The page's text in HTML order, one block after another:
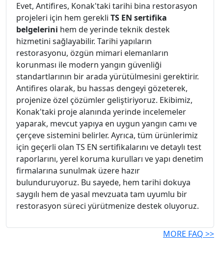
Evet, Antifires, Konak'taki tarihi bina restorasyon
projeleri için hem gerekli TS EN sertifika
belgelerini hem de yerinde teknik destek
hizmetini sağlayabilir. Tarihi yapıların
restorasyonu, özgün mimari elemanların
korunması ile modern yangın güvenliği
standartlarının bir arada yürütülmesini gerektirir.
Antifires olarak, bu hassas dengeyi gözeterek,
projenize özel çözümler geliştiriyoruz. Ekibimiz,
Konak'taki proje alanında yerinde incelemeler
yaparak, mevcut yapıya en uygun yangın camı ve
çerçeve sistemini belirler. Ayrıca, tüm ürünlerimiz
için geçerli olan TS EN sertifikalarını ve detaylı test
raporlarını, yerel koruma kurulları ve yapı denetim
firmalarına sunulmak üzere hazır
bulunduruyoruz. Bu sayede, hem tarihi dokuya
saygılı hem de yasal mevzuata tam uyumlu bir
restorasyon süreci yürütmenize destek oluyoruz.
MORE FAQ >>